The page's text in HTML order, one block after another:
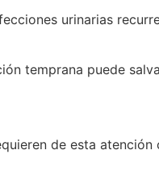
urinarias
temprana puede
de esta